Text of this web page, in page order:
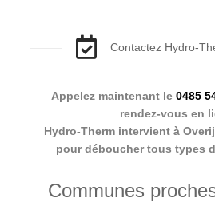
Contactez Hydro-
Appelez maintenant le 0485
rendez-vous en
Hydro-Therm intervient à
pour déboucher tous types
Communes